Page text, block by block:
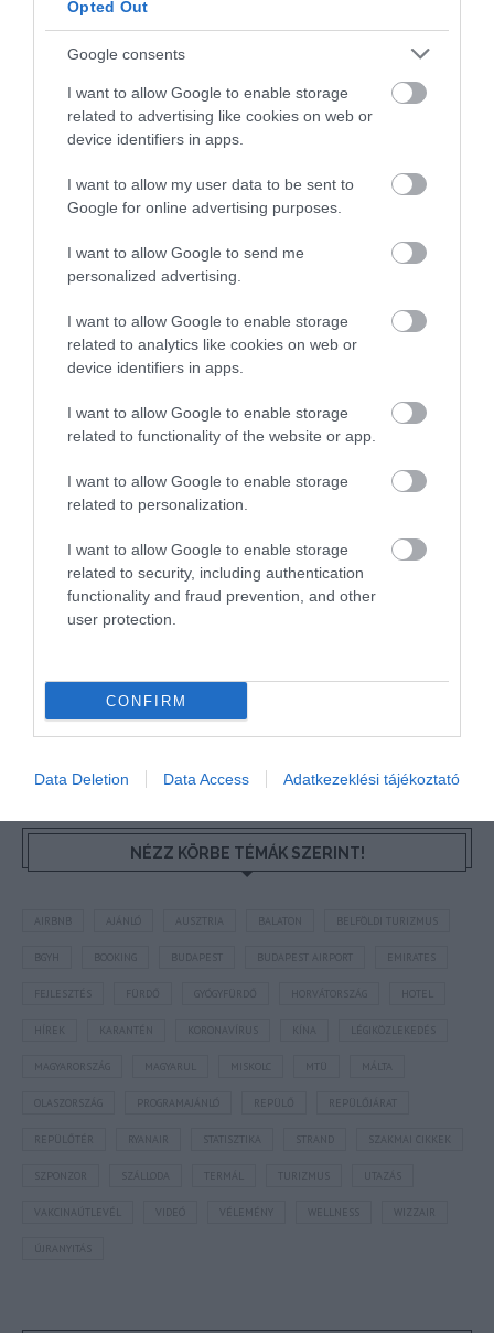
Opted Out
Google consents
I want to allow Google to enable storage
related to advertising like cookies on web or
device identifiers in apps.
I want to allow my user data to be sent to
Google for online advertising purposes.
I want to allow Google to send me
personalized advertising.
I want to allow Google to enable storage
related to analytics like cookies on web or
device identifiers in apps.
I want to allow Google to enable storage
related to functionality of the website or app.
I want to allow Google to enable storage
related to personalization.
I want to allow Google to enable storage
related to security, including authentication
functionality and fraud prevention, and other
user protection.
CONFIRM
Data Deletion Data Access Adatkezeklési tájékoztató
csoport.
Ha útleírások, szállás vélemények is érdekelnek,
akkor vár aWellness, Utazás, Élmények
csoport, sőt,
Hírlevelünkreis feliratkozhatsz.
Megosztás
HÍREK KORONAVÍRUS SZLOVÉNIA
HETI BÖLCSESSÉG
"Az ember, aki a tengert nézi, szerelemtől
sújtott gyerek." Jean-Michel Maulpoix
KÖZÖSSÉGÜNK TÉGED IS VÁR!
NÉZZ KÖRBE TÉMÁK SZERINT!
AUSZTRIA BALATON BELFÖLDI TURIZMUS
BUDAPEST BUDAPEST AIRPORT EMIRATES
FEJLESZTÉS HORVÁTORSZÁG HOTEL
KARANTÉN LÉGIKÖZLEKEDÉS
MAGYARORSZÁG MTÜ MÁLTA
OLASZORSZÁG REPÜLŐJÁRAT
REPÜLŐTÉR STATISZTIKA STRAND SZAKMAI CIKKEK
SZPONZOR SZÁLLODA TERMÁL TURIZMUS UTAZÁS
VAKCINAÚTLEVÉL WIZZAIR
ÚJRANYITÁS